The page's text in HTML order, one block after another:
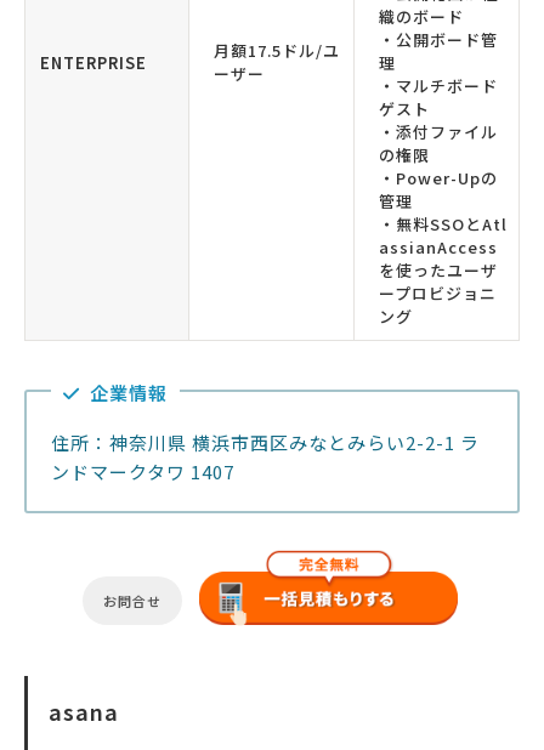
ENTERPRISE
月額17.5ドル/ユ
ーザー
織のボード
・公開ボード管
理
・マルチボード
ゲスト
・添付ファイル
の権限
・Power-Upの
管理
・無料SSOとAtl
assianAccess
を使ったユーザ
ープロビジョニ
ング
企業情報
住所：神奈川県 横浜市西区みなとみらい2-2-1 ラ
ンドマークタワ 1407
お問合せ
asana